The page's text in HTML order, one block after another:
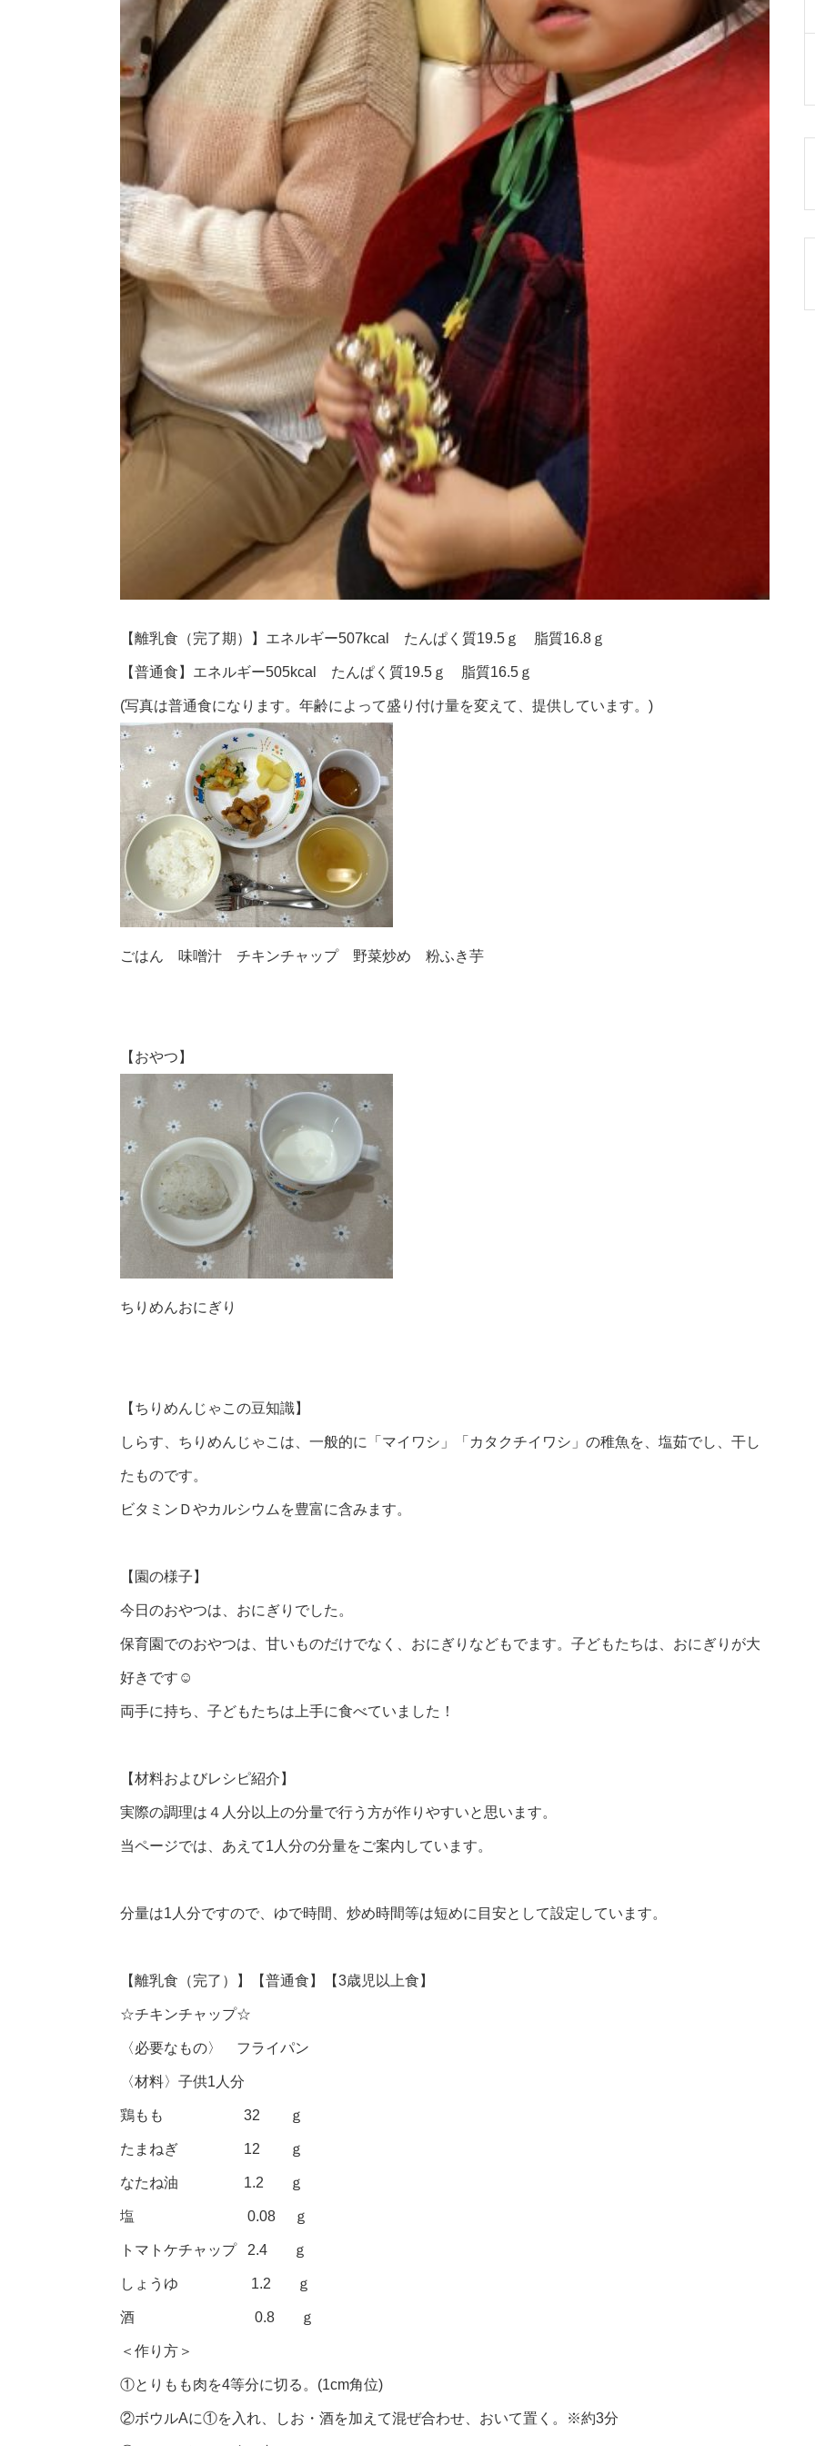
【離乳食（完了期）】エネルギー507kcal たんぱく質19.5ｇ 脂質16.8ｇ
【普通食】エネルギー505kcal たんぱく質19.5ｇ 脂質16.5ｇ
(写真は普通食になります。年齢によって盛り付け量を変えて、提供しています。)
ごはん 味噌汁 チキンチャップ 野菜炒め 粉ふき芋
【おやつ】
ちりめんおにぎり
【ちりめんじゃこの豆知識】
しらす、ちりめんじゃこは、一般的に「マイワシ」「カタクチイワシ」の稚魚を、塩茹でし、干し
たものです。
ビタミンＤやカルシウムを豊富に含みます。
【園の様子】
今日のおやつは、おにぎりでした。
保育園でのおやつは、甘いものだけでなく、おにぎりなどもでます。子どもたちは、おにぎりが大
好きです☺
両手に持ち、子どもたちは上手に食べていました！
【材料およびレシピ紹介】
実際の調理は４人分以上の分量で行う方が作りやすいと思います。
当ページでは、あえて1人分の分量をご案内しています。
分量は1人分ですので、ゆで時間、炒め時間等は短めに目安として設定しています。
【離乳食（完了）】【普通食】【3歳児以上食】
☆チキンチャップ☆
〈必要なもの〉 フライパン
〈材料〉子供1人分
鶏もも 32 ｇ
たまねぎ 12 ｇ
なたね油 1.2 ｇ
塩 0.08 ｇ
トマトケチャップ 2.4 ｇ
しょうゆ 1.2 ｇ
酒 0.8 ｇ
＜作り方＞
①とりもも肉を4等分に切る。(1cm角位)
②ボウルAに①を入れ、しお・酒を加えて混ぜ合わせ、おいて置く。※約3分